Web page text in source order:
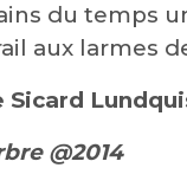
du temps
aux larmes
Sicard
@2014